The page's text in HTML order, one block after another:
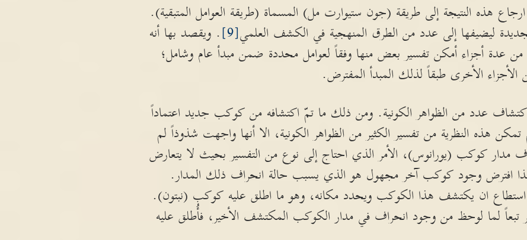
هذه النتيجة إلى طريقة (جون ستيوارت مل) المسماة (طريقة العوامل المتبقية).
ليضيفها إلى عدد من الطرق المنهجية في الكشف العلمي[9]
. ويقصد بها أنه
من عدة أجزاء أمكن تفسير بعض منها وفقاً لعوامل محددة ضمن مبدأ عام وشامل؛
الأخرى طبقاً لذلك المبدأ المفترض.
واكتشاف عدد من الظواهر الكونية. ومن ذلك ما تمّ اكتشافه من كوكب جديد اعتماداً
هذه النظرية من تفسير الكثير من الظواهر الكونية، الا أنها واجهت شذوذاً لم
مدار كوكب (يورانوس)، الأمر الذي احتاج إلى نوع من التفسير بحيث لا يتعارض
لهذا افترض وجود كوكب آخر مجهول هو الذي يسبب حالة انحراف ذلك المدار.
استطاع ان يكتشف هذا الكوكب ويحدد مكانه، وهو ما اطلق عليه كوكب (نبتون).
لما لوحظ من وجود انحراف في مدار الكوكب المكتشف الأخير، فأُطلق عليه